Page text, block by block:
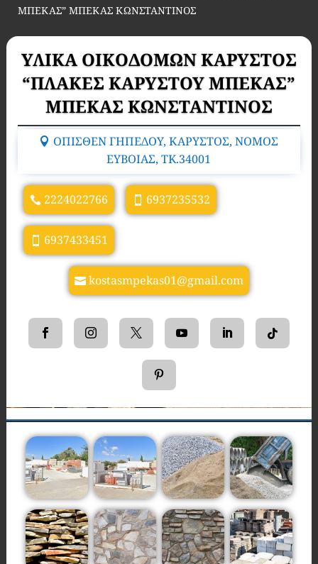
ΜΠΕΚΑΣ” ΜΠΕΚΑΣ ΚΩΝΣΤΑΝΤΙΝΟΣ
ΥΛΙΚΑ ΟΙΚΟΔΟΜΩΝ ΚΑΡΥΣΤΟΣ
“ΠΛΑΚΕΣ ΚΑΡΥΣΤΟΥ ΜΠΕΚΑΣ”
ΜΠΕΚΑΣ ΚΩΝΣΤΑΝΤΙΝΟΣ
ΟΠΙΣΘΕΝ ΓΗΠΕΔΟΥ, ΚΑΡΥΣΤΟΣ, ΝΟΜΟΣ
ΕΥΒΟΙΑΣ, TK.34001
2224022766 6937235532
6937433451
kostasmpekas01@gmail.com